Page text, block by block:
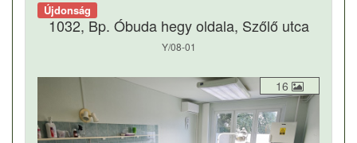
Újdonság
1032, Bp. Óbuda hegy oldala, Szőlő utca
Y/08-01
16